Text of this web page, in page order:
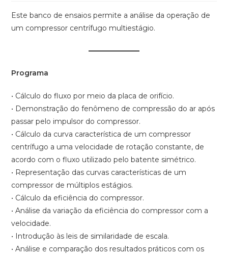
Este banco de ensaios permite a análise da operação de
um compressor centrífugo multiestágio.
Programa
• Cálculo do fluxo por meio da placa de orifício.
• Demonstração do fenômeno de compressão do ar após
passar pelo impulsor do compressor.
• Cálculo da curva característica de um compressor
centrífugo a uma velocidade de rotação constante, de
acordo com o fluxo utilizado pelo batente simétrico.
• Representação das curvas características de um
compressor de múltiplos estágios.
• Cálculo da eficiência do compressor.
• Análise da variação da eficiência do compressor com a
velocidade.
• Introdução às leis de similaridade de escala.
• Análise e comparação dos resultados práticos com os